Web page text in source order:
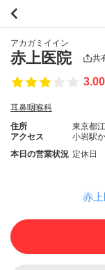
アカガミイイン
赤上医院 共
3.00
耳鼻咽喉科
住所
東京都
アクセス
小岩駅
本日の営業状況 定休日
赤